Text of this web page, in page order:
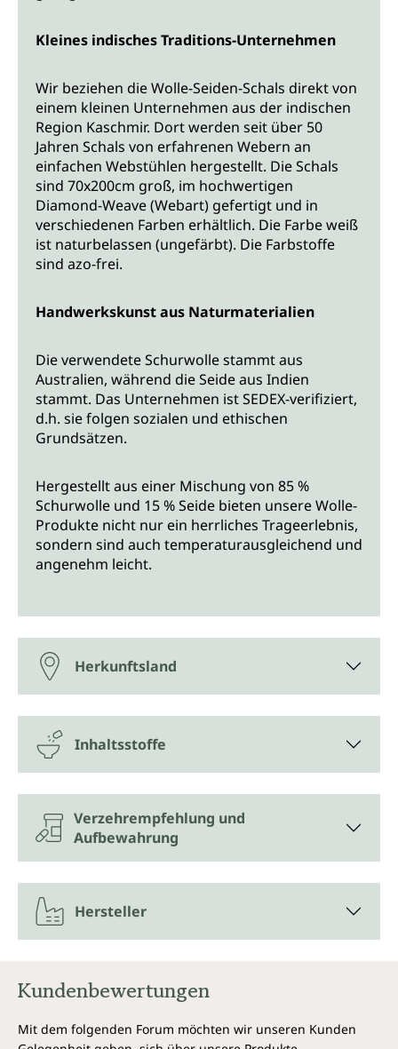
Kleines indisches Traditions-Unternehmen
Wir beziehen die Wolle-Seiden-Schals direkt von
einem kleinen Unternehmen aus der indischen
Region Kaschmir. Dort werden seit über 50
Jahren Schals von erfahrenen Webern an
einfachen Webstühlen hergestellt. Die Schals
sind 70x200cm groß, im hochwertigen
Diamond-Weave (Webart) gefertigt und in
verschiedenen Farben erhältlich. Die Farbe weiß
ist naturbelassen (ungefärbt). Die Farbstoffe
sind azo-frei.
Handwerkskunst aus Naturmaterialien
Die verwendete Schurwolle stammt aus
Australien, während die Seide aus Indien
stammt. Das Unternehmen ist SEDEX-verifiziert,
d.h. sie folgen sozialen und ethischen
Grundsätzen.
Hergestellt aus einer Mischung von 85 %
Schurwolle und 15 % Seide bieten unsere Wolle-
Produkte nicht nur ein herrliches Trageerlebnis,
sondern sind auch temperaturausgleichend und
angenehm leicht.
Herkunftsland
Inhaltsstoffe
Verzehrempfehlung und
Aufbewahrung
Hersteller
Kundenbewertungen
Mit dem folgenden Forum möchten wir unseren Kunden